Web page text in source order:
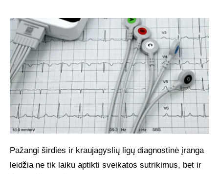
Pažangi širdies ir kraujagyslių ligų diagnostinė įranga
leidžia ne tik laiku aptikti sveikatos sutrikimus, bet ir